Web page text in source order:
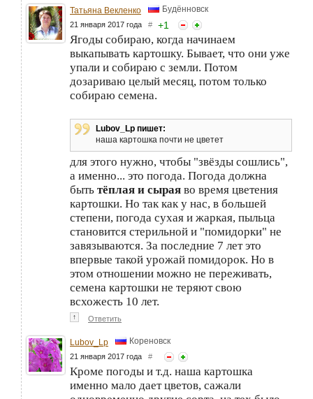
Татьяна Векленко Будённовск
21 января 2017 года # +1
Ягоды собираю, когда начинаем
выкапывать картошку. Бывает, что они уже
упали и собираю с земли. Потом
дозариваю целый месяц, потом только
собираю семена.
Lubov_Lp пишет:
наша картошка почти не цветет
для этого нужно, чтобы "звёзды сошлись",
а именно... это погода. Погода должна
быть тёплая и сырая во время цветения
картошки. Но так как у нас, в большей
степени, погода сухая и жаркая, пыльца
становится стерильной и "помидорки" не
завязываются. За последние 7 лет это
впервые такой урожай помидорок. Но в
этом отношении можно не переживать,
семена картошки не теряют свою
всхожесть 10 лет.
↑ Ответить
Lubov_Lp Кореновск
21 января 2017 года #
Кроме погоды и т.д. наша картошка
именно мало дает цветов, сажали